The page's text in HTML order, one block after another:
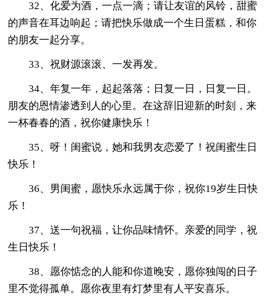
32、化爱为酒，一点一滴；请让友谊的风铃，甜蜜
的声音在耳边响起；请把快乐做成一个生日蛋糕，和你
的朋友一起分享。
33、祝财源滚滚、一发再发。
34、年复一年，起起落落；日复一日，日复一日。
朋友的恩情渗透到人的心里。在这辞旧迎新的时刻，来
一杯春春的酒，祝你健康快乐！
35、呀！闺蜜说，她和我男友恋爱了！祝闺蜜生日
快乐！
36、男闺蜜，愿快乐永远属于你，祝你19岁生日快
乐！
37、送一句祝福，让你品味情怀。亲爱的同学，祝
生日快乐！
38、愿你惦念的人能和你道晚安，愿你独闯的日子
里不觉得孤单。愿你夜里有灯梦里有人平安喜乐。